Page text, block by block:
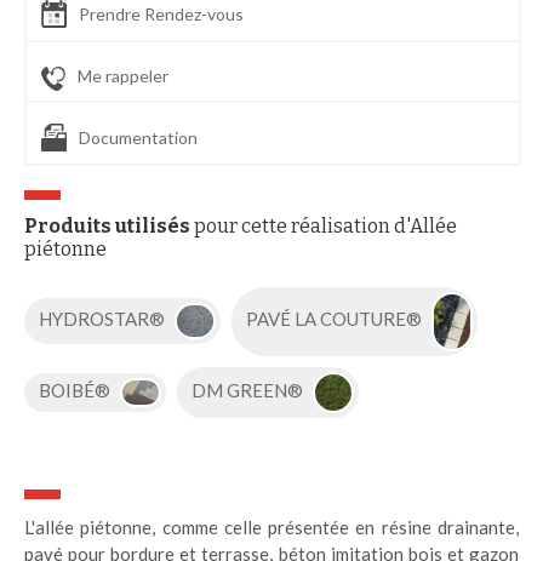
Prendre Rendez-vous
Me rappeler
Documentation
Produits utilisés pour cette réalisation d'Allée
piétonne
HYDROSTAR® PAVÉ LA COUTURE®
BOIBÉ® DM GREEN®
L'allée piétonne, comme celle présentée en résine drainante,
pavé pour bordure et terrasse, béton imitation bois et gazon